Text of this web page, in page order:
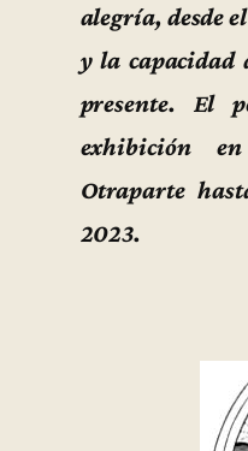
alegría, desde
y la capacidad
presente. El
exhibición
Otraparte
2023.